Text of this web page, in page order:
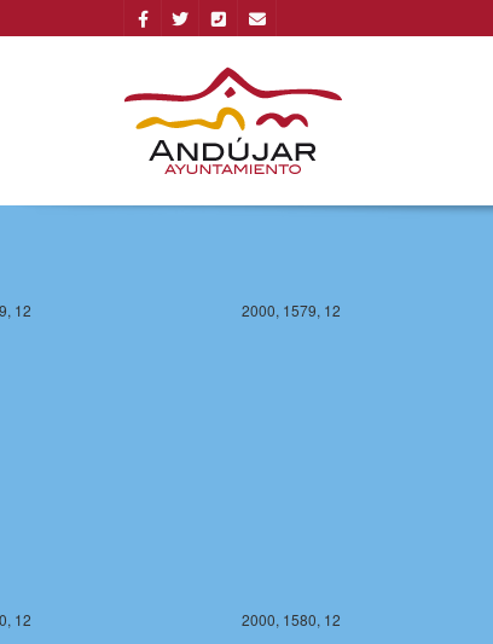
2000, 1579, 12
2000, 1580, 12
12
12